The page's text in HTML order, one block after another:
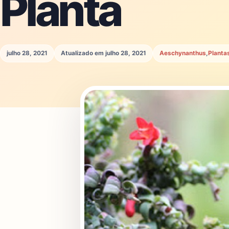
julho 28, 2021 Atualizado em julho 28, 2021 Aeschynanthus,